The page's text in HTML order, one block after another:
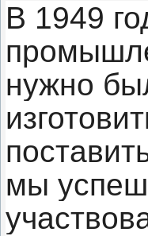
В 1949
нужно
мы